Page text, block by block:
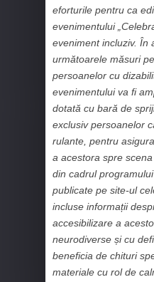
eforturile pentru ca
evenimentului
eveniment incluziv. În
următoarele măsuri
persoanelor cu
evenimentului va fi
dotată cu bară de
exclusiv persoanelor
rulante, pentru
a acestora spre
din cadrul programului
publicate pe site-ul
incluse informații
accesibilizare a
neurodiverse și cu
beneficia de chituri
materiale cu rol de